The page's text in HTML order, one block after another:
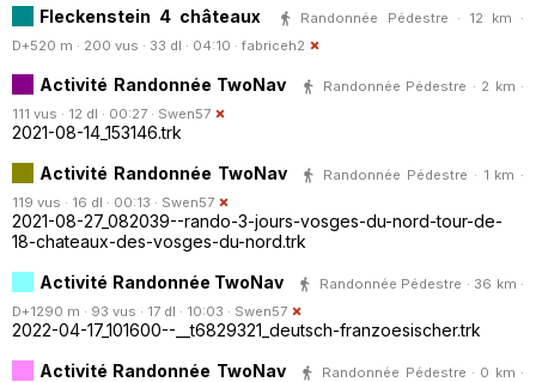
Fleckenstein 4 châteaux
Randonnée Pédestre · 12 km ·
D+520 m · 200 vus · 33 dl · 04:10 · fabriceh2
Activité Randonnée TwoNav
Randonnée Pédestre · 2 km ·
111 vus · 12 dl · 00:27 · Swen57
2021-08-14_153146.trk
Activité Randonnée TwoNav
Randonnée Pédestre · 1 km ·
119 vus · 16 dl · 00:13 · Swen57
2021-08-27_082039--rando-3-jours-vosges-du-nord-tour-de-
18-chateaux-des-vosges-du-nord.trk
Activité Randonnée TwoNav
Randonnée Pédestre · 36 km ·
D+1290 m · 93 vus · 17 dl · 10:03 · Swen57
2022-04-17_101600--__t6829321_deutsch-franzoesischer.trk
Activité Randonnée TwoNav
Randonnée Pédestre · 0 km ·